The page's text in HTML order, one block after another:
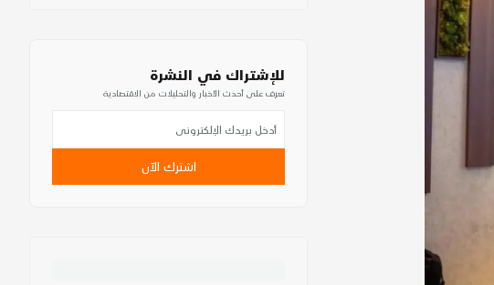
للإشتراك في النشرة
تعرف على أحدث الأخبار والتحليلات من الاقتصادية
اشترك الآن